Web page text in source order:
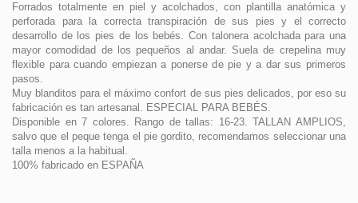
Forrados totalmente en piel y acolchados, con plantilla anatómica y
perforada para la correcta transpiración de sus pies y el correcto
desarrollo de los pies de los bebés. Con talonera acolchada para una
mayor comodidad de los pequeños al andar. Suela de crepelina muy
flexible para cuando empiezan a ponerse de pie y a dar sus primeros
pasos.
Muy blanditos para el máximo confort de sus pies delicados, por eso su
fabricación es tan artesanal. ESPECIAL PARA BEBÉS.
Disponible en 7 colores. Rango de tallas: 16-23. TALLAN AMPLIOS,
salvo que el peque tenga el pie gordito, recomendamos seleccionar una
talla menos a la habitual.
100% fabricado en ESPAÑA